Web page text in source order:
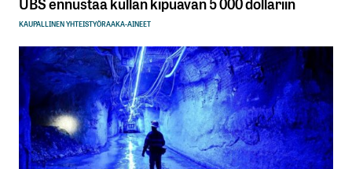
KAUPALLINEN YHTEISTYÖRAAKA-AINEET